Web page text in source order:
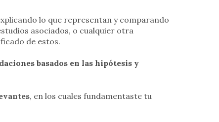
lo que representan y comparando
asociados, o cualquier otra
de estos.
basados en las hipótesis y
, en los cuales fundamentaste tu